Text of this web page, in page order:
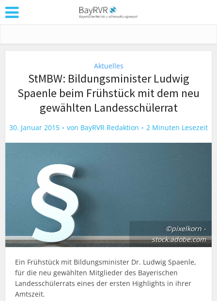
Aktuelles
StMBW: Bildungsminister Ludwig
Spaenle beim Frühstück mit dem neu
gewählten Landesschülerrat
30. Januar 2015 von BayRVR Redaktion 2 Minuten Lesezeit
©pixelkorn -
stock.adobe.com
Ein Frühstück mit Bildungsminister Dr. Ludwig Spaenle,
für die neu gewählten Mitglieder des Bayerischen
Landesschülerrats eines der ersten Highlights in ihrer
Amtszeit.